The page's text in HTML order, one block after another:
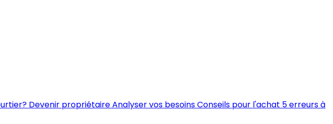
Devenir propriétaireAnalyser vos besoinsConseils pour l'achat 5 erreurs à